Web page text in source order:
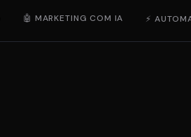
🤖 MARKETING COM IA ⚡